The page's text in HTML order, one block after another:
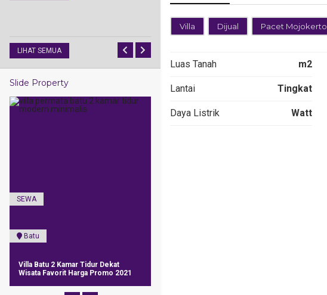
Villa Dijual Pacet Mojokerto
Luas Tanah m2
Lantai Tingkat
Daya Listrik Watt
PACET KAPASITAS
BESAR
Rp. Hubungi
LIHAT SEMUA
Slide Property
SEWA
Batu
Villa Batu 2 Kamar Tidur Dekat
Wisata Favorit Harga Promo 2021